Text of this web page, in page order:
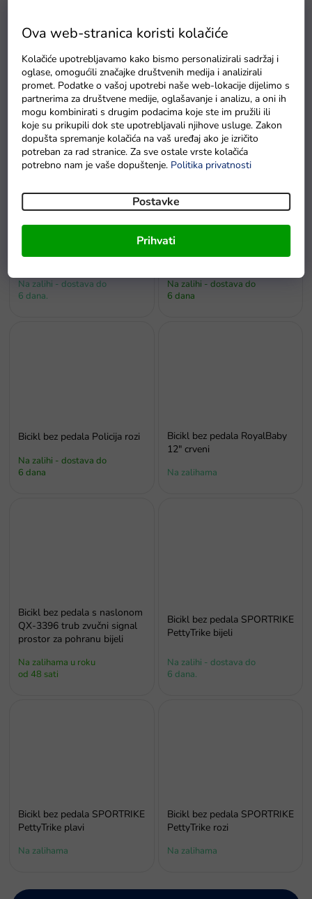
Ova web-stranica koristi kolačiće
Kolačiće upotrebljavamo kako bismo personalizirali sadržaj i
oglase, omogućili značajke društvenih medija i analizirali
promet. Podatke o vašoj upotrebi naše web-lokacije dijelimo s
partnerima za društvene medije, oglašavanje i analizu, a oni ih
mogu kombinirati s drugim podacima koje ste im pružili ili
koje su prikupili dok ste upotrebljavali njihove usluge. Zakon
dopušta spremanje kolačića na vaš uređaj ako je izričito
potreban za rad stranice. Za sve ostale vrste kolačića
potrebno nam je vaše dopuštenje. Politika privatnosti
Postavke
Prihvati
Bicikl bez pedala Balancer
žuti
Na zalihama
Bicikl bez pedala Boomerang
2u1 crveni
Na zalihi - dostava do
6 dana.
country 3u1 crni
Na zalihi - dostava do
6 dana.
Bicikl bez pedala Mercedes
Benz sa zvukovima bijeli
Na zalihi - dostava do
6 dana
Bicikl bez pedala Policija rozi
Na zalihi - dostava do
6 dana
Bicikl bez pedala RoyalBaby
12" crveni
Na zalihama
Bicikl bez pedala s naslonom
QX-3396 trub zvučni signal
prostor za pohranu bijeli
Na zalihama u roku
od 48 sati
Bicikl bez pedala SPORTRIKE
PettyTrike bijeli
Na zalihi - dostava do
6 dana.
Bicikl bez pedala SPORTRIKE
PettyTrike plavi
Na zalihama
Bicikl bez pedala SPORTRIKE
PettyTrike rozi
Na zalihama